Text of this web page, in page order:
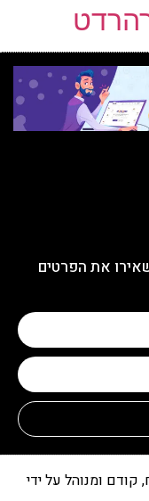
את הפרטים
לאתר | 2024 | פותח, קודם ומנוהל על ידי